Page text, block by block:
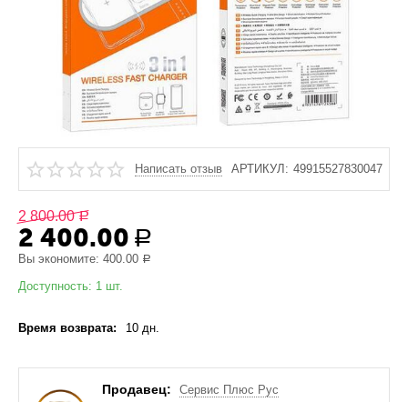
Написать отзыв АРТИКУЛ: 49915527830047
2 800.00 Р
2 400.00 Р
Вы экономите:400.00 Р
Доступность: 1 шт.
Время возврата: 10 дн.
Продавец:
Сервис Плюс Рус